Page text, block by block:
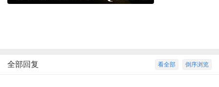
倒序浏览
看全部
全部回复